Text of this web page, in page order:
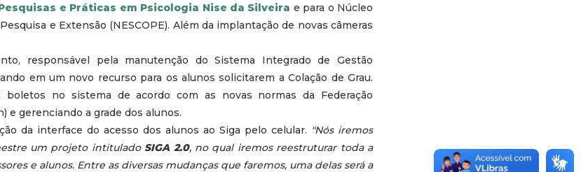
e Práticas em Psicologia Nise da Silveira e para o Núcleo
e Extensão (NESCOPE). Além da implantação de novas câmeras
responsável pela manutenção do Sistema Integrado de Gestão
em um novo recurso para os alunos solicitarem a Colação de Grau.
boletos no sistema de acordo com as novas normas da Federação
e gerenciando a grade dos alunos.
da interface do acesso dos alunos ao Siga pelo celular. "Nós iremos
um projeto intituladoSIGA 2.0, no qual iremos reestruturar toda a
e alunos. Entre as diversas mudanças que faremos, uma delas será a